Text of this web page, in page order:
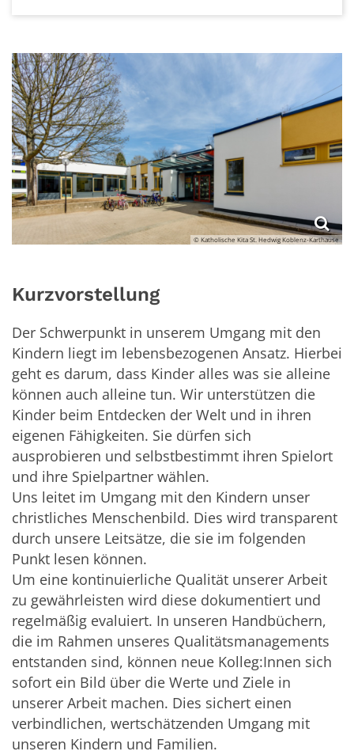
© Katholische Kita St. Hedwig Koblenz-Karthause
Kurzvorstellung
Der Schwerpunkt in unserem Umgang mit den
Kindern liegt im lebensbezogenen Ansatz. Hierbei
geht es darum, dass Kinder alles was sie alleine
können auch alleine tun. Wir unterstützen die
Kinder beim Entdecken der Welt und in ihren
eigenen Fähigkeiten. Sie dürfen sich
ausprobieren und selbstbestimmt ihren Spielort
und ihre Spielpartner wählen.
Uns leitet im Umgang mit den Kindern unser
christliches Menschenbild. Dies wird transparent
durch unsere Leitsätze, die sie im folgenden
Punkt lesen können.
Um eine kontinuierliche Qualität unserer Arbeit
zu gewährleisten wird diese dokumentiert und
regelmäßig evaluiert. In unseren Handbüchern,
die im Rahmen unseres Qualitätsmanagements
entstanden sind, können neue Kolleg:Innen sich
sofort ein Bild über die Werte und Ziele in
unserer Arbeit machen. Dies sichert einen
verbindlichen, wertschätzenden Umgang mit
unseren Kindern und Familien.